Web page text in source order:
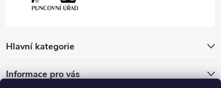
Hlavní kategorie
Informace pro vás